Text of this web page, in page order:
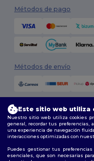
Métodos de pago
Métodos de envío
Síguenos
Este sitio web utiliza
Nuestro sitio web utiliza cookies
general, recordar tus
una experiencia de navegación
interacciones optimizadas con
Puedes gestionar tus
esenciales, que son necesarias